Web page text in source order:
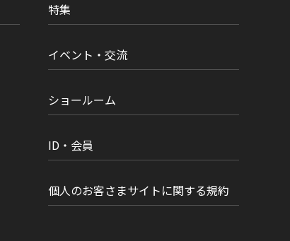
特集
イベント・交流
ショールーム
ID・会員
個人のお客さまサイトに関する規約